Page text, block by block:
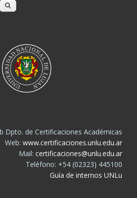
Buscar
Dpto. de Certificaciones Académicas
Web: www.certificaciones.unlu.edu.ar
Mail: certificaciones@unlu.edu.ar
Teléfono: +54 (02323) 445100
Guía de internos UNLu